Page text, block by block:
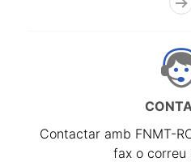
Contactar amb FNMT-
fax o correu